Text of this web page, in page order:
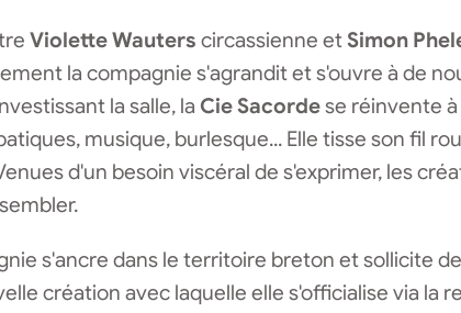
VioletteWauters circassienne etSimon
la compagnie s'agrandit et s'ouvre à de
la salle, la Cie Sacordese réinvente
musique, burlesque... Elle tisse son fil
d'un besoin viscéral de s'exprimer, les
s'ancre dans le territoire breton et sollicite
création avec laquelle elle s'officialise via la